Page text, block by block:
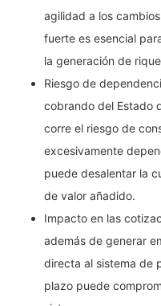
agilidad a los
fuerte es esencial
la generación de
Riesgo de
cobrando del Estado
corre el riesgo de
excesivamente
puede desalentar la
de valor añadido.
Impacto en las
además de generar
directa al sistema de
plazo puede